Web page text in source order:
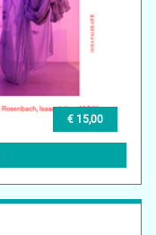
€ 15,00